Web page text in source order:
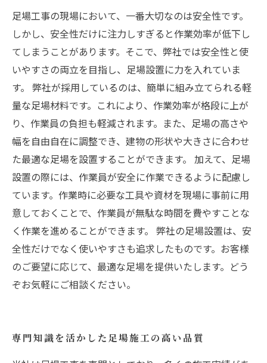
足場工事の現場において、一番大切なのは安全性です。
しかし、安全性だけに注力しすぎると作業効率が低下し
てしまうことがあります。そこで、弊社では安全性と使
いやすさの両立を目指し、足場設置に力を入れていま
す。 弊社が採用しているのは、簡単に組み立てられる軽
量な足場材料です。これにより、作業効率が格段に上が
り、作業員の負担も軽減されます。また、足場の高さや
幅を自由自在に調整でき、建物の形状や大きさに合わせ
た最適な足場を設置することができます。 加えて、足場
設置の際には、作業員が安全に作業できるように配慮し
ています。作業時に必要な工具や資材を現場に事前に用
意しておくことで、作業員が無駄な時間を費やすことな
く作業を進めることができます。 弊社の足場設置は、安
全性だけでなく使いやすさも追求したものです。お客様
のご要望に応じて、最適な足場を提供いたします。どう
ぞお気軽にご相談ください。
専門知識を活かした足場施工の高い品質